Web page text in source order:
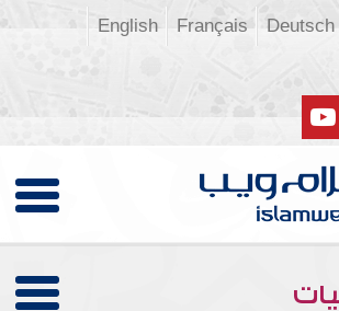
Deutsch
Français
English